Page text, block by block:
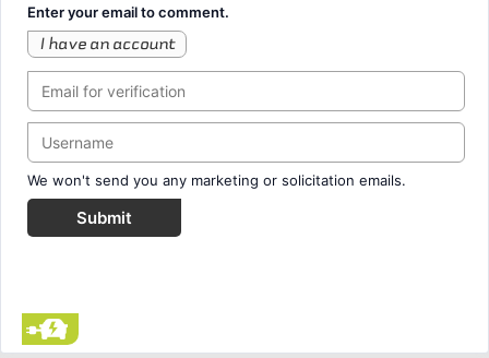
Enter your email to comment.
I have an account
We won't send you any marketing or solicitation emails.
Submit